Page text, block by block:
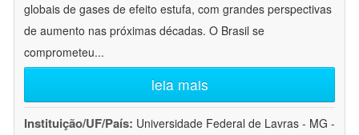
globais de gases de efeito estufa, com grandes perspectivas
de aumento nas próximas décadas. O Brasil se
comprometeu...
leia mais
Instituição/UF/País: Universidade Federal de Lavras - MG -